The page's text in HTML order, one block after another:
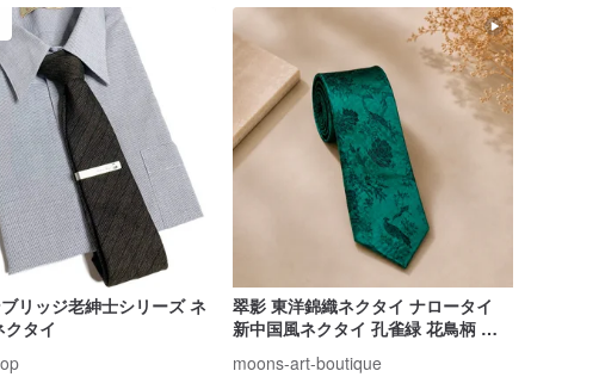
リッジ老紳士シリーズ ネ
クタイ
翠影 東洋錦織ネクタイ ナロータイ
新中国風ネクタイ 孔雀緑 花鳥柄 結
婚式 披露宴
moons-art-boutique